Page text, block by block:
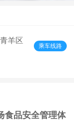
羊区
乘车线路
食品安全管理体